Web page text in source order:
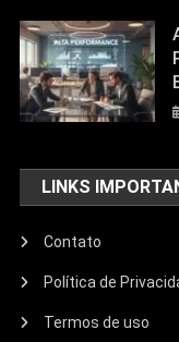
LINKS
Contato
Política de
Termos de uso